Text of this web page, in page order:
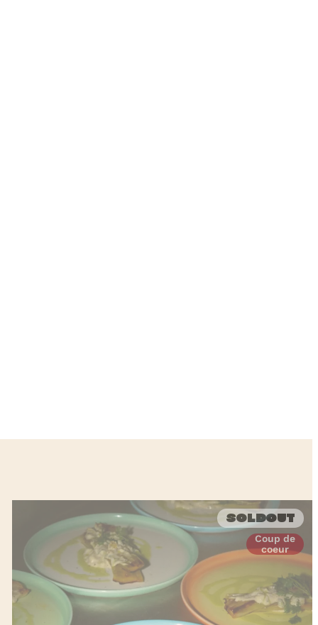
Soldout
Coup de
coeur